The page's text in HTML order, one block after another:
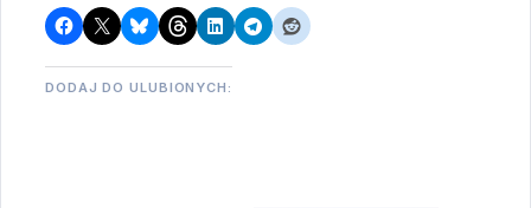
DODAJ DO ULUBIONYCH: